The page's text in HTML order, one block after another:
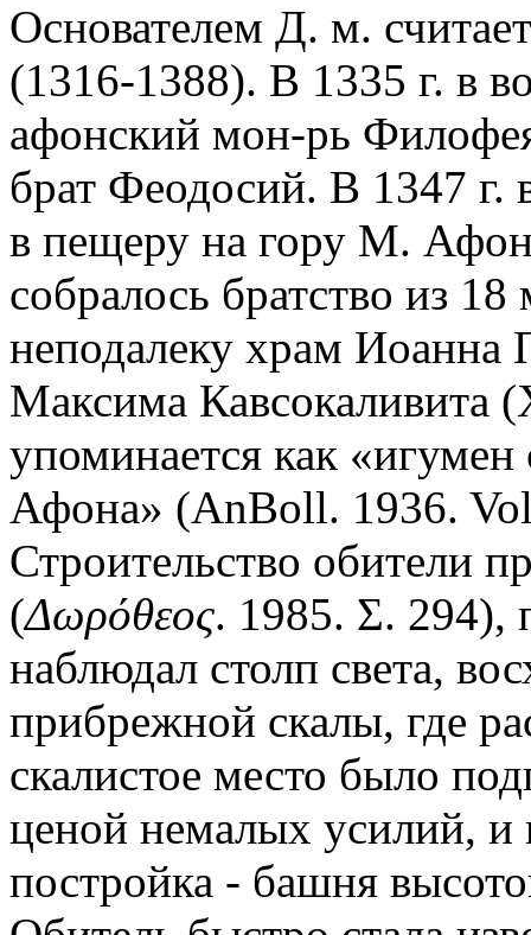
Основателем Д. м.
(1316-1388). В 1335 г. в
афонский мон-рь
брат Феодосий. В 1347 г.
в пещеру на гору М.
собралось братство из
неподалеку храм
Максима Кавсокаливита
упоминается как
Афона» (AnBoll. 1936.
Строительство обители
(Δωρόθεος. 1985. Σ. 294),
наблюдал столп света,
прибрежной скалы, где
скалистое место было
ценой немалых усилий, и
постройка - башня